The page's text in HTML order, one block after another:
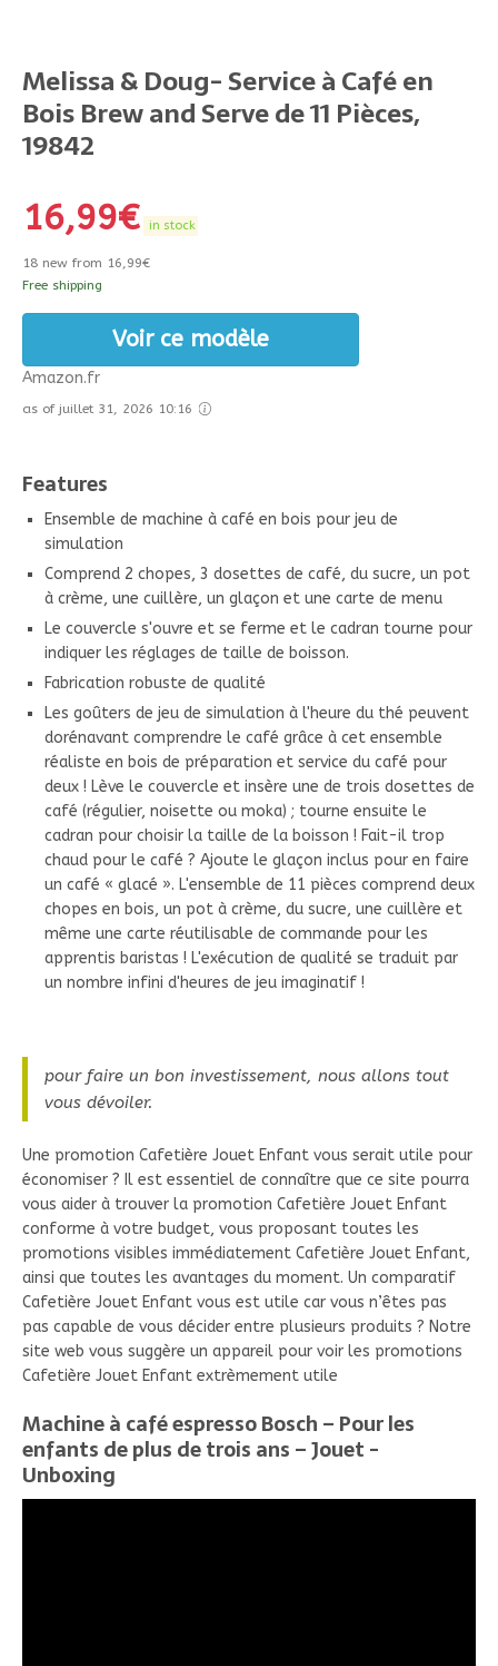
Melissa & Doug- Service à Café en
Bois Brew and Serve de 11 Pièces,
19842
16,99€ in stock
18 new from 16,99€
Free shipping
Voir ce modèle
Amazon.fr
as of juillet 31, 2026 10:16
Features
Ensemble de machine à café en bois pour jeu de
simulation
Comprend 2 chopes, 3 dosettes de café, du sucre, un pot
à crème, une cuillère, un glaçon et une carte de menu
Le couvercle s'ouvre et se ferme et le cadran tourne pour
indiquer les réglages de taille de boisson.
Fabrication robuste de qualité
Les goûters de jeu de simulation à l'heure du thé peuvent
dorénavant comprendre le café grâce à cet ensemble
réaliste en bois de préparation et service du café pour
deux ! Lève le couvercle et insère une de trois dosettes de
café (régulier, noisette ou moka) ; tourne ensuite le
cadran pour choisir la taille de la boisson ! Fait-il trop
chaud pour le café ? Ajoute le glaçon inclus pour en faire
un café « glacé ». L'ensemble de 11 pièces comprend deux
chopes en bois, un pot à crème, du sucre, une cuillère et
même une carte réutilisable de commande pour les
apprentis baristas ! L'exécution de qualité se traduit par
un nombre infini d'heures de jeu imaginatif !
pour faire un bon investissement, nous allons tout
vous dévoiler.
Une promotion Cafetière Jouet Enfant vous serait utile pour
économiser ? Il est essentiel de connaître que ce site pourra
vous aider à trouver la promotion Cafetière Jouet Enfant
conforme à votre budget, vous proposant toutes les
promotions visibles immédiatement Cafetière Jouet Enfant,
ainsi que toutes les avantages du moment. Un comparatif
Cafetière Jouet Enfant vous est utile car vous n’êtes pas
pas capable de vous décider entre plusieurs produits ? Notre
site web vous suggère un appareil pour voir les promotions
Cafetière Jouet Enfant extrèmement utile
Machine à café espresso Bosch – Pour les
enfants de plus de trois ans – Jouet -
Unboxing